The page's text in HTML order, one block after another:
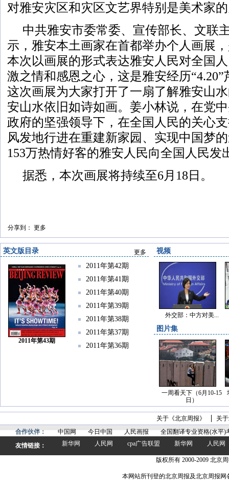
对雅安灾区和灾区文艺界特别是美术家
中共雅安市委常委、宣传部长、文联
示，雅安本土画家在首都举办个人画展
本次以画展的形式表达雅安人民对全国
激之情和感恩之心，这是雅安经历
这次画展为大家打开了一扇了解雅安山
安山水依旧如诗如画。姜小林说，在党
政府的坚强领导下，在全国人民的关心
风发地行进在重建新家园、实现中国梦
153万热情好客的雅安人民向全国人民发
据悉，本次画展将持续至6月18日。
分享到： 更多
英文版目录 更多
2011年第43期
2011年第42期
2011年第41期
2011年第40期
2011年第39期
2011年第38期
2011年第37期
2011年第36期
视频
外交部：中方对美...
图片集
一周看天下（6月10-15
日）
关于《北京周报》
关
合作伙伴：
中国网 今日中国 人民画报
全国翻译专业资格(水平)
友情链接：
新华网 人民网 cpa广告联盟 新华网 人民网
版权所有 2000-2009 北京
本网站所刊登的北京周报及北京周报